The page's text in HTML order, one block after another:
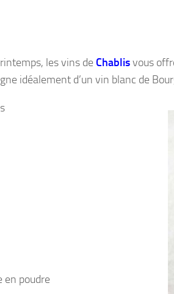
les vins de Chablisvous
idéalement d’un vin blanc de
en poudre